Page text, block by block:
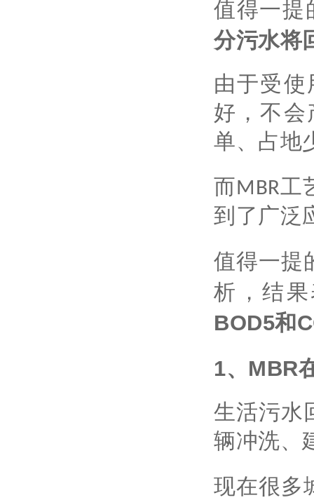
值得一提
分污水将
由于受使
好，不会
单、占地
而MBR
到了广泛
值得一提
析，结
BOD5和
1、MBR
生活污水
辆冲洗、
现在很多